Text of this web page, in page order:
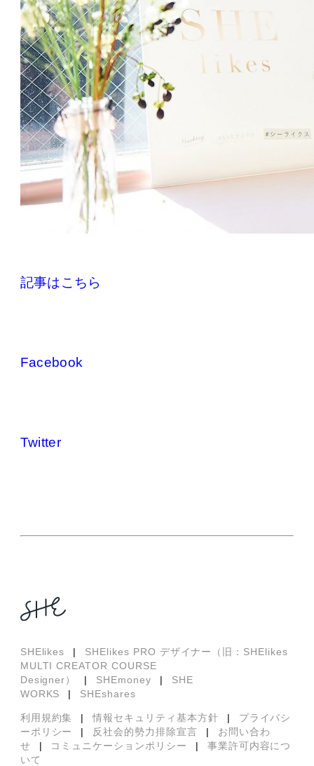
記事はこちら
Facebook
Twitter
SHElikes |
SHElikes PRO デザイナー（旧：SHElikes
MULTI CREATOR COURSE
Designer）
| SHEmoney |
SHE
WORKS
| SHEshares
利用規約集 | 情報セキュリティ基本方針 |
プライバシ
ーポリシー
| 反社会的勢力排除宣言 |
お問い合わ
せ
| コミュニケーションポリシー |
事業許可内容につ
いて